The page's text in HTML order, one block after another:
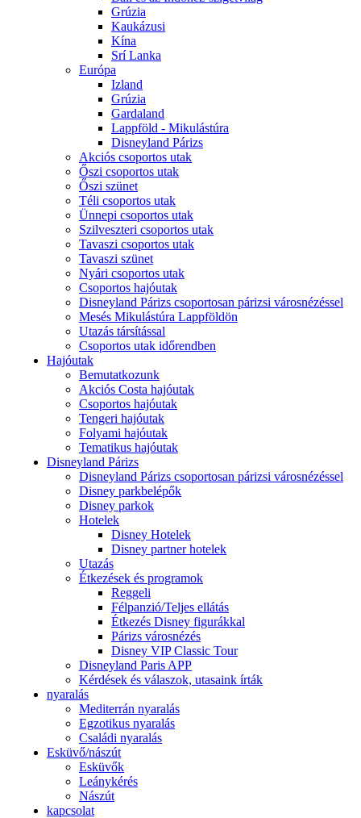
Grúzia
Kaukázusi
Kína
Srí Lanka
Európa
Izland
Grúzia
Gardaland
Lappföld - Mikulástúra
Disneyland Párizs
Akciós csoportos utak
Őszi csoportos utak
Őszi szünet
Téli csoportos utak
Ünnepi csoportos utak
Szilveszteri csoportos utak
Tavaszi csoportos utak
Tavaszi szünet
Nyári csoportos utak
Csoportos hajóutak
Disneyland Párizs csoportosan párizsi városnézéssel
Mesés Mikulástúra Lappföldön
Utazás társítással
Csoportos utak időrendben
Hajóutak
Bemutatkozunk
Akciós Costa hajóutak
Csoportos hajóutak
Tengeri hajóutak
Folyami hajóutak
Tematikus hajóutak
Disneyland Párizs
Disneyland Párizs csoportosan párizsi városnézéssel
Disney parkbelépők
Disney parkok
Hotelek
Disney Hotelek
Disney partner hotelek
Utazás
Étkezések és programok
Reggeli
Félpanzió/Teljes ellátás
Étkezés Disney figurákkal
Párizs városnézés
Disney VIP Classic Tour
Disneyland Paris APP
Kérdések és válaszok, utasaink írták
nyaralás
Mediterrán nyaralás
Egzotikus nyaralás
Családi nyaralás
Esküvő/nászút
Esküvők
Leánykérés
Nászút
kapcsolat